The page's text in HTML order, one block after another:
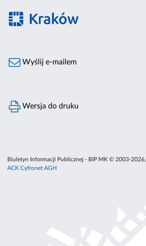
Wyślij e-mailem
Wersja do druku
Biuletyn Informacji Publicznej - BIP MK © 2003-2026,
ACK Cyfronet AGH